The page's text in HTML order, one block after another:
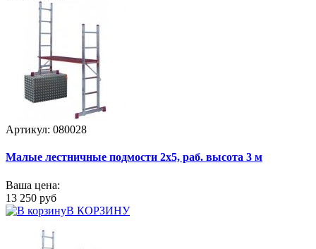
Артикул: 080028
Малые лестничные подмости 2х5, раб. высота 3 м
Ваша цена:
13 250 руб
В КОРЗИНУ